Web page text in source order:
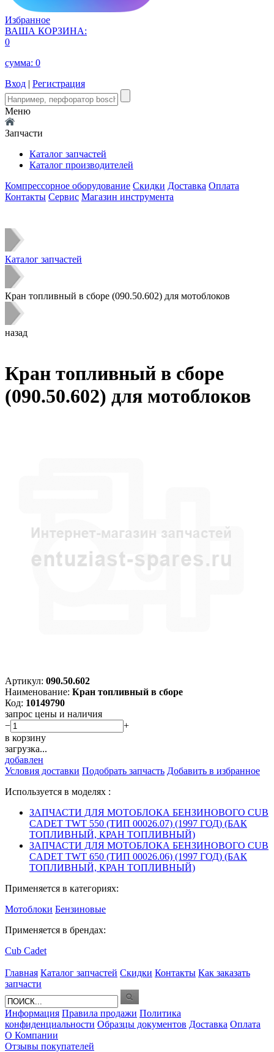
Избранное
ВАША КОРЗИНА:
0
сумма: 0
Вход | Регистрация
Меню
Запчасти
Каталог запчастей
Каталог производителей
Компрессорное оборудование Скидки Доставка Оплата
Контакты Сервис Магазин инструмента
Каталог запчастей
Кран топливный в сборе (090.50.602) для мотоблоков
назад
Кран топливный в сборе
(090.50.602) для мотоблоков
Артикул: 090.50.602
Наименование: Кран топливный в сборе
Код: 10149790
запрос цены и наличия
−
+
в корзину
загрузка...
добавлен
Условия доставки Подобрать запчасть Добавить в избранное
Используется в моделях :
ЗАПЧАСТИ ДЛЯ МОТОБЛОКА БЕНЗИНОВОГО CUB
CADET TWT 550 (ТИП 00026.07) (1997 ГОД) (БАК
ТОПЛИВНЫЙ, КРАН ТОПЛИВНЫЙ)
ЗАПЧАСТИ ДЛЯ МОТОБЛОКА БЕНЗИНОВОГО CUB
CADET TWT 650 (ТИП 00026.06) (1997 ГОД) (БАК
ТОПЛИВНЫЙ, КРАН ТОПЛИВНЫЙ)
Применяется в категориях:
Мотоблоки Бензиновые
Применяется в брендах:
Cub Cadet
Главная Каталог запчастей Скидки Контакты Как заказать
запчасти
Информация Правила продажи Политика
конфиденциальности Образцы документов Доставка Оплата
О Компании
Отзывы покупателей